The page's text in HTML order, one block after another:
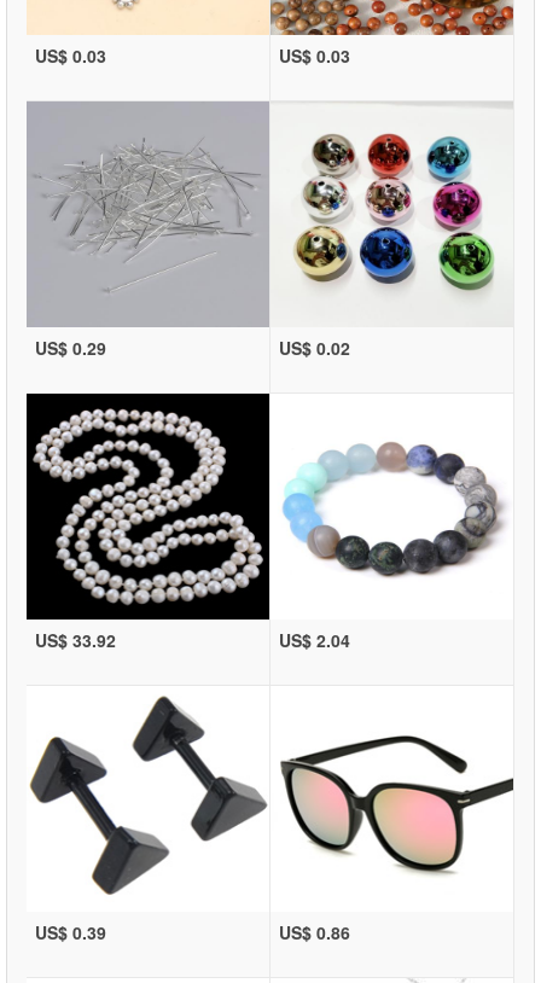
US$ 0.03 US$ 0.03
US$ 0.29 US$ 0.02
US$ 33.92 US$ 2.04
US$ 0.39 US$ 0.86